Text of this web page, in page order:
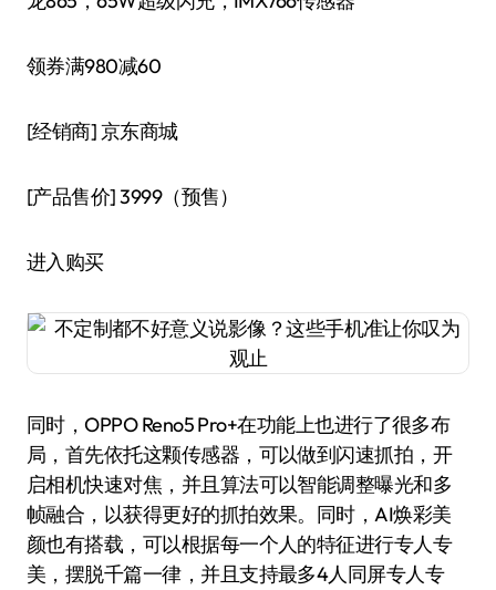
领券满980减60
[经销商]京东商城
[产品售价]3999（预售）
进入购买
同时，OPPO Reno5 Pro+在功能上也进行了很多布
局，首先依托这颗传感器，可以做到闪速抓拍，开
启相机快速对焦，并且算法可以智能调整曝光和多
帧融合，以获得更好的抓拍效果。同时，AI焕彩美
颜也有搭载，可以根据每一个人的特征进行专人专
美，摆脱千篇一律，并且支持最多4人同屏专人专